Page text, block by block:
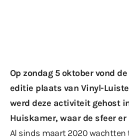
Op zondag 5 oktober vond de
editie plaats van Vinyl-
werd deze activiteit gehost
Huiskamer, waar de sfeer er
Al sinds maart 2020wachtten